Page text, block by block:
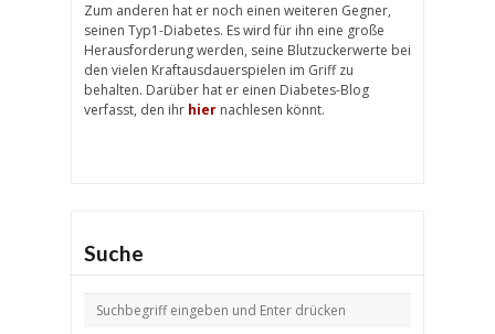
Zum anderen hat er noch einen weiteren Gegner,
seinen Typ1-Diabetes. Es wird für ihn eine große
Herausforderung werden, seine Blutzuckerwerte bei
den vielen Kraftausdauerspielen im Griff zu
behalten. Darüber hat er einen Diabetes-Blog
verfasst, den ihr hier nachlesen könnt.
Suche